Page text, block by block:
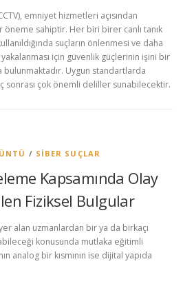
emniyet hizmetleri açısından
öneme sahiptir. Her biri birer canlı tanık
suçların önlenmesi ve daha
için güvenlik güçlerinin işini bir
bulunmaktadır. Uygun standartlarda
sonrası çok önemli deliller sunabilecektir.
/ SIBER SUÇLAR
Kapsamında Olay
Fiziksel Bulgular
alan uzmanlardan bir ya da birkaçı
konusunda mutlaka eğitimli
analog bir kısmının ise dijital yapıda